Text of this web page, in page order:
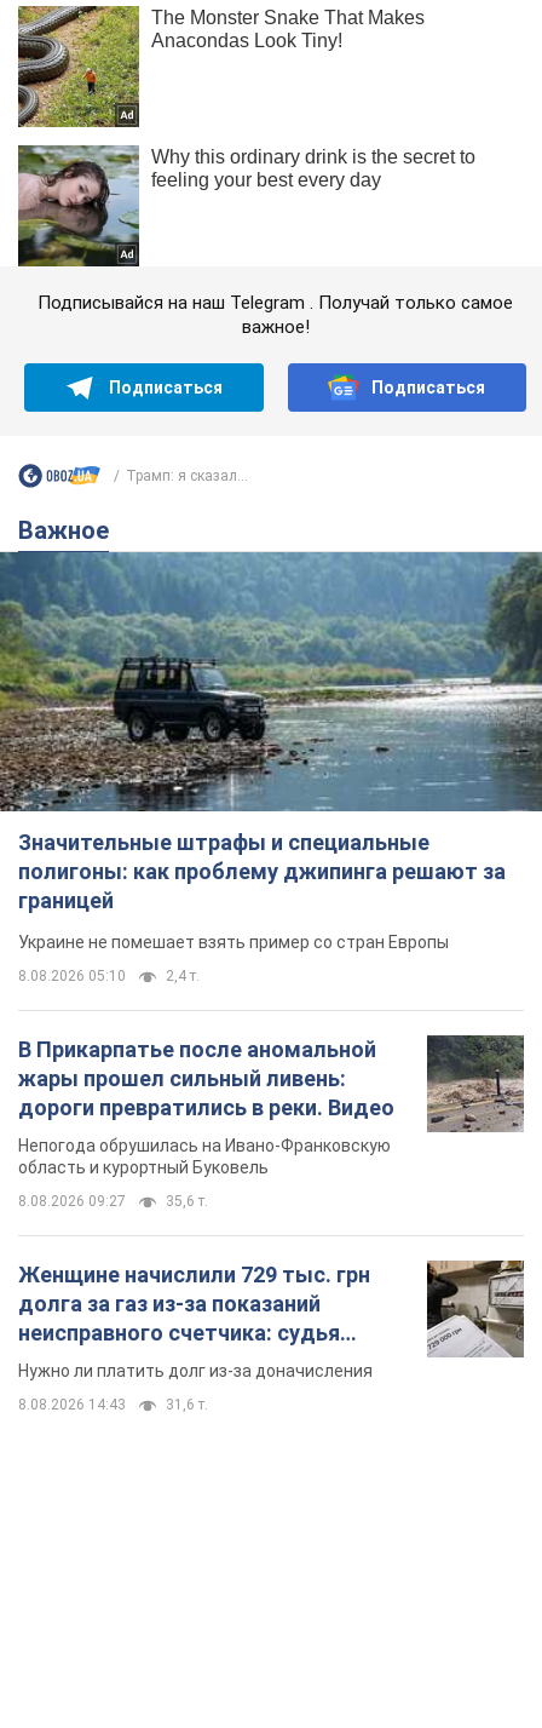
Подписывайся на наш Telegram . Получай только самое
важное!
Подписаться Подписаться
Трамп: я сказал...
Важное
Значительные штрафы и специальные
полигоны: как проблему джипинга решают за
границей
Украине не помешает взять пример со стран Европы
8.08.2026 05:10 2,4 т.
В Прикарпатье после аномальной
жары прошел сильный ливень:
дороги превратились в реки. Видео
Непогода обрушилась на Ивано-Франковскую
область и курортный Буковель
8.08.2026 09:27 35,6 т.
Женщине начислили 729 тыс. грн
долга за газ из-за показаний
неисправного счетчика: судья
вынес неожиданное решение
Нужно ли платить долг из-за доначисления
8.08.2026 14:43 31,6 т.